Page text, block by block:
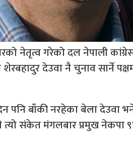
नेतृत्व गरेको दल नेपाली
शेरबहादुर देउवा नै चुनाव सार्ने
पनि बाँकी नरहेका बेला देउवा
त्यो संकेत मंगलबार प्रमुख